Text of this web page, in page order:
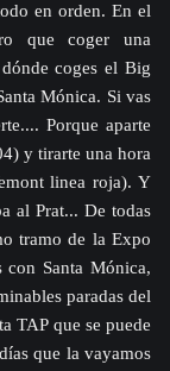
en orden. En el
que coger una
coges el Big
Mónica. Si vas
Porque aparte
y tirarte una hora
linea roja). Y
al Prat... De todas
tramo de la Expo
Santa Mónica,
paradas del
TAP que se puede
que la vayamos